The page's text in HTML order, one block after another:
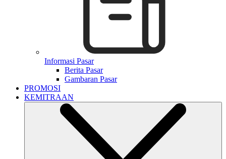
Informasi Pasar
Berita Pasar
Gambaran Pasar
PROMOSI
KEMITRAAN